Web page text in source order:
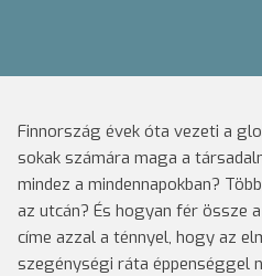
Finnország évek óta vezeti a
sokak számára maga a
mindez a mindennapokban?
az utcán? És hogyan fér össze
címe azzal a ténnyel, hogy az
szegénységi ráta éppenséggel